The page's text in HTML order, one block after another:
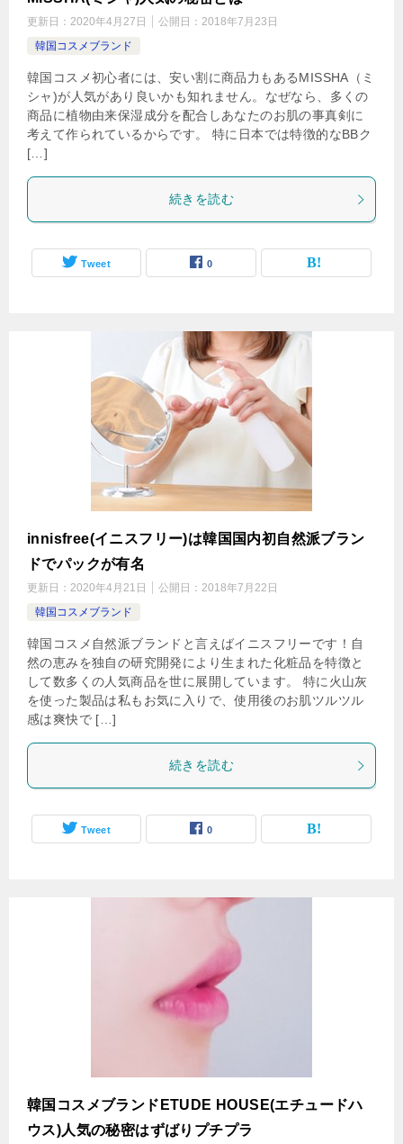
更新日： 2020年4月27日 公開日： 2018年7月23日
韓国コスメブランド
韓国コスメ初心者には、安い割に商品力もあるMISSHA（ミ
シャ)が人気があり良いかも知れません。なぜなら、多くの
商品に植物由来保湿成分を配合しあなたのお肌の事真剣に
考えて作られているからです。 特に日本では特徴的なBBク
[…]
続きを読む
Tweet 0
innisfree(イニスフリー)は韓国国内初自然派ブラン
ドでパックが有名
更新日： 2020年4月21日 公開日： 2018年7月22日
韓国コスメブランド
韓国コスメ自然派ブランドと言えばイニスフリーです！自
然の恵みを独自の研究開発により生まれた化粧品を特徴と
して数多くの人気商品を世に展開しています。 特に火山灰
を使った製品は私もお気に入りで、使用後のお肌ツルツル
感は爽快で […]
続きを読む
Tweet 0
韓国コスメブランドETUDE HOUSE(エチュードハ
ウス)人気の秘密はずばりプチプラ